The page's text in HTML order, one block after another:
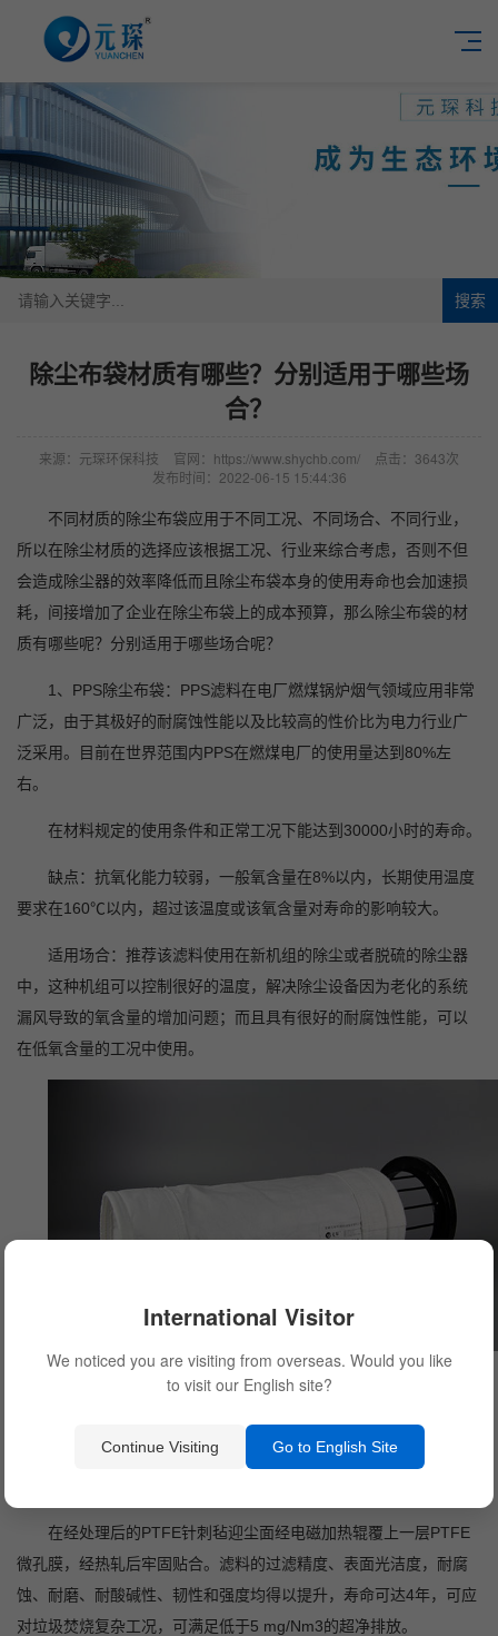
搜索
除尘布袋材质有哪些？分别适用于哪些场
合？
来源：元琛环保科技 官网：https://www.shychb.com/
点击：3643次
发布时间：2022-06-15 15:44:36
不同材质的除尘布袋应用于不同工况、不同场合、不同行业，
所以在除尘材质的选择应该根据工况、行业来综合考虑，否则不但
会造成除尘器的效率降低而且除尘布袋本身的使用寿命也会加速损
耗，间接增加了企业在除尘布袋上的成本预算，那么除尘布袋的材
质有哪些呢？分别适用于哪些场合呢？
1 、PPS除尘布袋：PPS滤料在电厂燃煤锅炉烟气领域应用非常
广泛，由于其极好的耐腐蚀性能以及比较高的性价比为电力行业广
泛采用。目前在世界范围内PPS在燃煤电厂的使用量达到80%左
右。
在材料规定的使用条件和正常工况下能达到30000小时的寿命。
缺点：抗氧化能力较弱，一般氧含量在8%以内，长期使用温度
要求在160℃以内，超过该温度或该氧含量对寿命的影响较大。
适用场合：推荐该滤料使用在新机组的除尘或者脱硫的除尘器
中，这种机组可以控制很好的温度，解决除尘设备因为老化的系统
漏风导致的氧含量的增加问题；而且具有很好的耐腐蚀性能，可以
在低氧含量的工况中使用。
、PTFE滤料：PTFE针刺毡以PTFE纤维为主要原料，并在中
间层置入PTFE基布，形成“纤维层 — 基布 — 纤维层”结构，经针刺
加工和特殊功能处理（拒水防油、防化学侵蚀、抗静电、热定型
在经处理后的PTFE针刺毡迎尘面经电磁加热辊覆上一层PTFE
微孔膜，经热轧后牢固贴合。滤料的过滤精度、表面光洁度，耐腐
蚀、耐磨、耐酸碱性、韧性和强度均得以提升，寿命可达4年，可应
对垃圾焚烧复杂工况，可满足低于5 mg/Nm3的超净排放。
International Visitor
We noticed you are visiting from overseas. Would you like
to visit our English site?
Continue Visiting Go to English Site